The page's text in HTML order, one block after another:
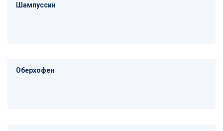
Шампуссин
Оберхофен